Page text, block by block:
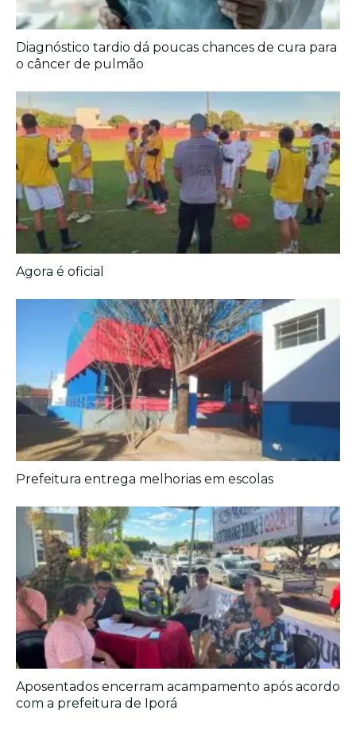
Diagnóstico tardio dá poucas chances de cura para
o câncer de pulmão
Agora é oficial
Prefeitura entrega melhorias em escolas
Aposentados encerram acampamento após acordo
com a prefeitura de Iporá